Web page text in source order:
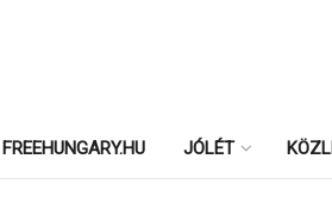
FREEHUNGARY.HU JÓLÉT